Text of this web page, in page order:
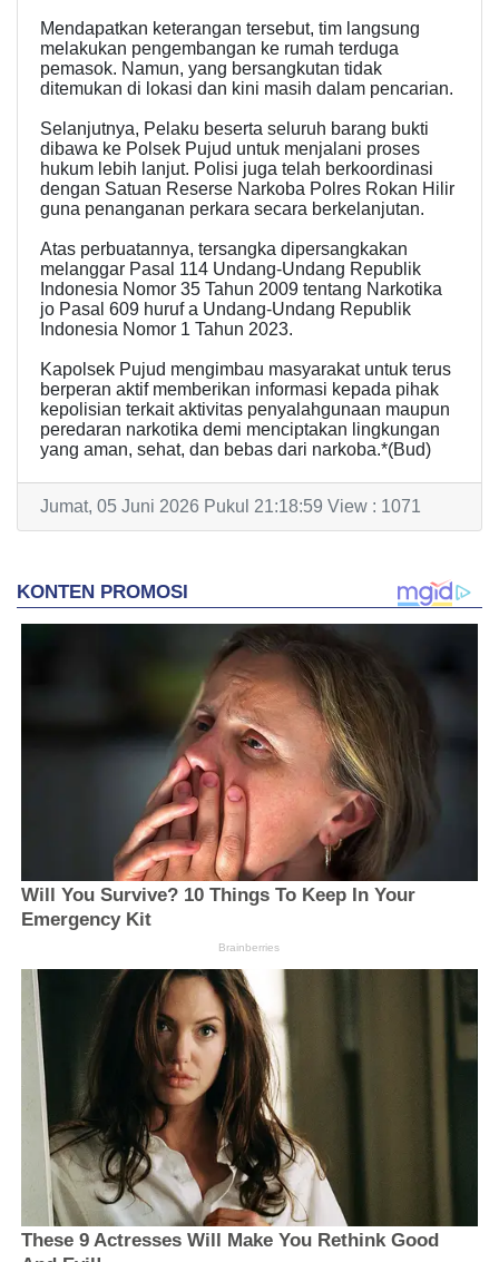
Mendapatkan keterangan tersebut, tim langsung
melakukan pengembangan ke rumah terduga
pemasok. Namun, yang bersangkutan tidak
ditemukan di lokasi dan kini masih dalam pencarian.
Selanjutnya, Pelaku beserta seluruh barang bukti
dibawa ke Polsek Pujud untuk menjalani proses
hukum lebih lanjut. Polisi juga telah berkoordinasi
dengan Satuan Reserse Narkoba Polres Rokan Hilir
guna penanganan perkara secara berkelanjutan.
Atas perbuatannya, tersangka dipersangkakan
melanggar Pasal 114 Undang-Undang Republik
Indonesia Nomor 35 Tahun 2009 tentang Narkotika
jo Pasal 609 huruf a Undang-Undang Republik
Indonesia Nomor 1 Tahun 2023.
Kapolsek Pujud mengimbau masyarakat untuk terus
berperan aktif memberikan informasi kepada pihak
kepolisian terkait aktivitas penyalahgunaan maupun
peredaran narkotika demi menciptakan lingkungan
yang aman, sehat, dan bebas dari narkoba.*(Bud)
Jumat, 05 Juni 2026 Pukul 21:18:59 View : 1071